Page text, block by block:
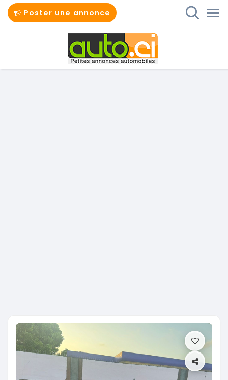
Poster une annonce